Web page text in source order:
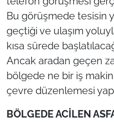
Bu görüşmede tesisin
geçtiği ve ulaşım
kısa sürede
Ancak aradan geçen
bölgede ne bir iş
çevre düzenlemesi
BÖLGEDE ACİLEN